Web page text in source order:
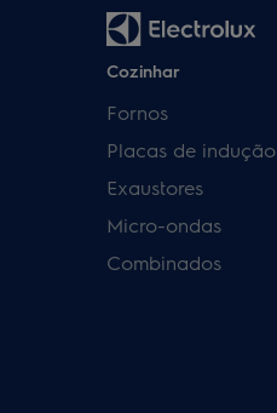
Cozinhar
Fornos
Placas de indução
Exaustores
Micro-ondas
Combinados